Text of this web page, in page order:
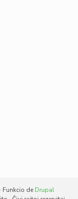
· Funkcio de Drupal